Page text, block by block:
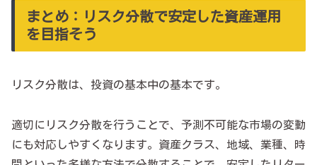
まとめ：リスク分散で安定した資産運用
を目指そう
リスク分散は、投資の基本中の基本です。
適切にリスク分散を行うことで、予測不可能な市場の変動
にも対応しやすくなります。資産クラス、地域、業種、時